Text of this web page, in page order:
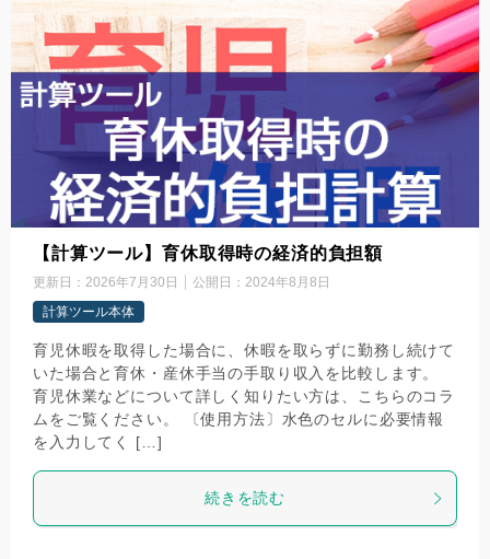
【計算ツール】育休取得時の経済的負担額
更新日： 2026年7月30日 公開日： 2024年8月8日
計算ツール本体
育児休暇を取得した場合に、休暇を取らずに勤務し続けて
いた場合と育休・産休手当の手取り収入を比較します。
育児休業などについて詳しく知りたい方は、こちらのコラ
ムをご覧ください。 〔使用方法〕水色のセルに必要情報
を入力してく […]
続きを読む